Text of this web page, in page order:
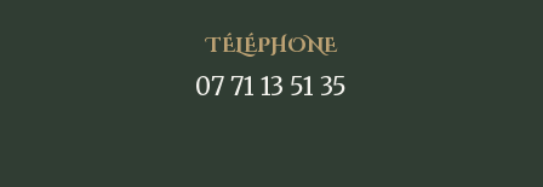
TÉLÉPHONE
07 71 13 51 35